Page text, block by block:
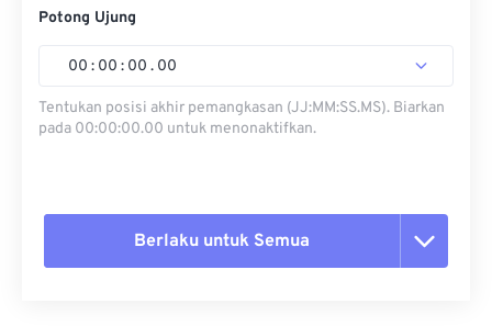
Potong Ujung
00 : 00 : 00 . 00
Tentukan posisi akhir pemangkasan (JJ:MM:SS.MS). Biarkan
pada 00:00:00.00 untuk menonaktifkan.
Berlaku untuk Semua